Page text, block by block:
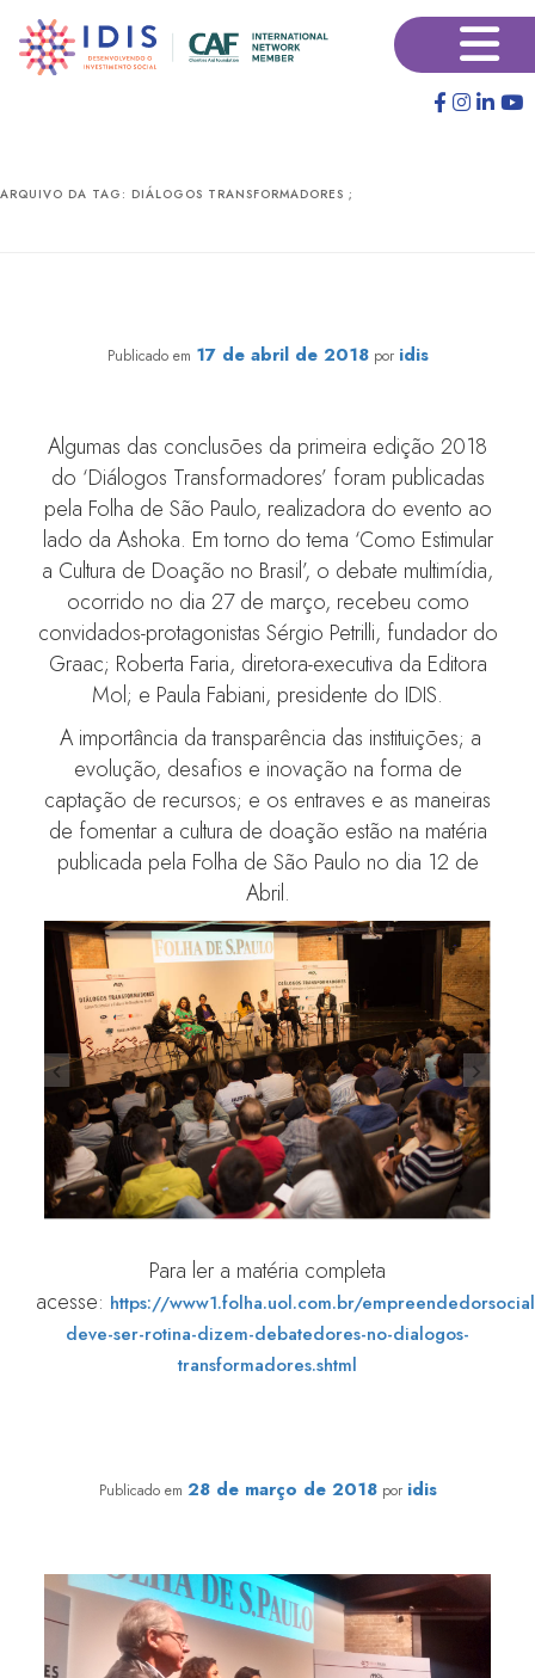
para
para
ARQUIVO DA TAG: DIÁLOGOS TRANSFORMADORES ;
Publicado em 17 de abril de 2018 por idis
Algumas das conclusões da primeira edição 2018
do ‘Diálogos Transformadores’ foram publicadas
pela Folha de São Paulo, realizadora do evento ao
lado da Ashoka. Em torno do tema ‘Como Estimular
a Cultura de Doação no Brasil’, o debate multimídia,
ocorrido no dia 27 de março, recebeu como
convidados-protagonistas Sérgio Petrilli, fundador do
Graac; Roberta Faria, diretora-executiva da Editora
Mol; e Paula Fabiani, presidente do IDIS.
A importância da transparência das instituições; a
evolução, desafios e inovação na forma de
captação de recursos; e os entraves e as maneiras
de fomentar a cultura de doação estão na matéria
publicada pela Folha de São Paulo no dia 12 de
Abril.
Para ler a matéria completa
acesse: https://www1.folha.uol.com.br/
deve-ser-rotina-dizem-debatedores-no-dialogos-
transformadores.shtml
Publicado em 28 de março de 2018 por idis